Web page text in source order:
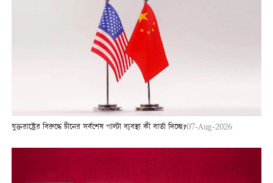
যুক্তরাষ্ট্রের বিরুদ্ধে চীনের সর্বশেষ পাল্টা ব্যবস্থা কী বার্তা দিচ্ছে?07-Aug-2026